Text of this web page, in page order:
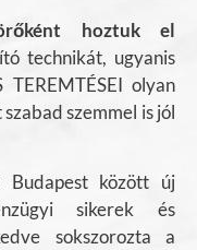
hoztuk el
technikát, ugyanis
olyan
szemmel is jól
Budapest között új
sikerek és
sokszorozta a